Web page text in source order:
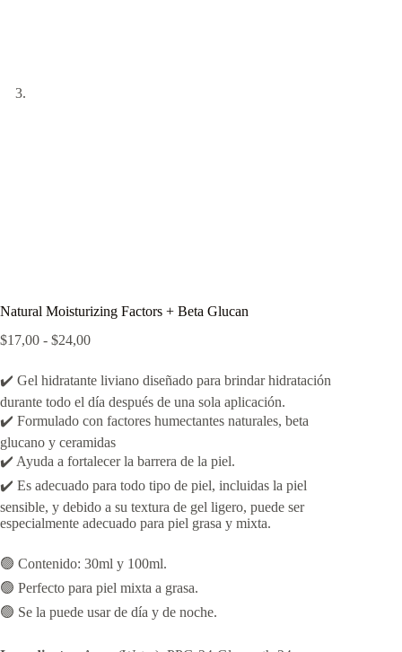
Natural Moisturizing Factors + Beta Glucan
$17,00 - $24,00Rango
desde
$17,00
hasta
$24,00
✔️ Gel hidratante liviano diseñado para brindar hidratación
durante todo el día después de una sola aplicación.
✔️ Formulado con factores humectantes naturales, beta
glucano y ceramidas
✔️ Ayuda a fortalecer la barrera de la piel.
✔️ Es adecuado para todo tipo de piel, incluidas la piel
sensible, y debido a su textura de gel ligero, puede ser
especialmente adecuado para piel grasa y mixta.
🟢 Contenido: 30ml y 100ml.
🟢 Perfecto para piel mixta a grasa.
🟢 Se la puede usar de día y de noche.